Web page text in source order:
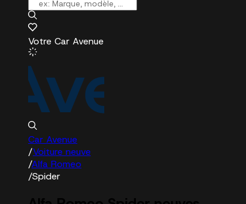
Votre Car Avenue
Car Avenue
/Voiture neuve
/Alfa Romeo
/Spider